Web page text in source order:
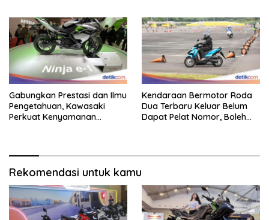
Gabungkan Prestasi dan Ilmu
Pengetahuan, Kawasaki
Perkuat Kenyamanan
Kendaraan Bermotor Roda
Dua Terbaru Keluar Belum
Dapat Pelat Nomor, Boleh
Rekomendasi untuk kamu